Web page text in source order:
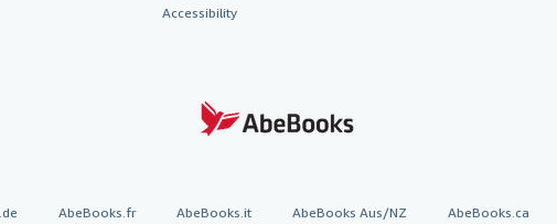
Accessibility
AbeBooks.fr AbeBooks.it AbeBooks Aus/NZ AbeBooks.ca